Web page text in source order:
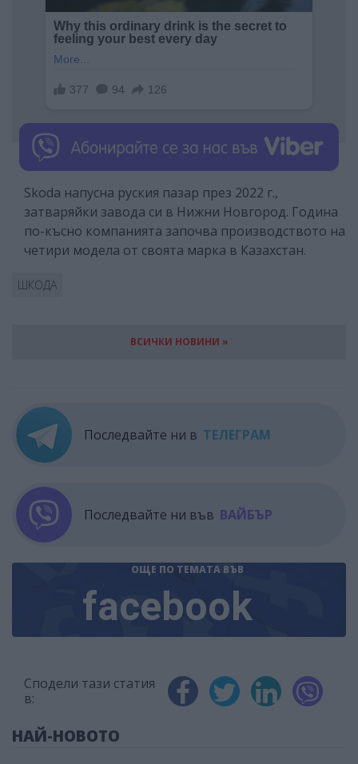
Skoda напусна руския пазар през 2022 г.,
затваряйки завода си в Нижни Новгород. Година
по-късно компанията започва производството на
четири модела от своята марка в Казахстан.
ШКОДА
ВСИЧКИ НОВИНИ »
Последвайте ни в ТЕЛЕГРАМ
Последвайте ни във ВАЙБЪР
ОЩЕ ПО ТЕМАТА ВЪВ
facebook
Сподели тази статия
в:
НАЙ-НОВОТО